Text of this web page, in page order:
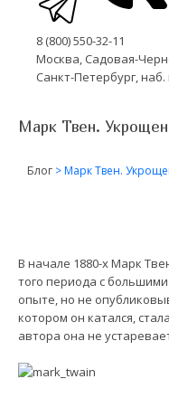
8 (800) 550-32-11
Москва, Садовая-
Санкт-Петербург,
Марк Твен.
Блог >Марк Твен.
В начале 1880-х Марк
того периода с
опыте, но не
котором он катался,
автора она не